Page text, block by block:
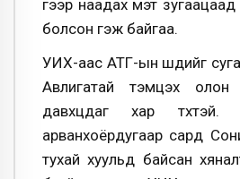
гээр наадах мэт
болсон гэж байгаа.
УИХ-аас АТГ-ын шүдийг
Авлигатай тэмцэх
давхцдаг хар
арванхоёрдугаар сард
тухай хуульд байсан